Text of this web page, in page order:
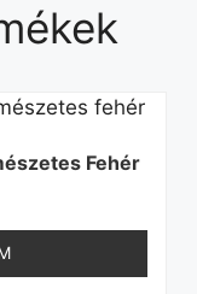
Fehér